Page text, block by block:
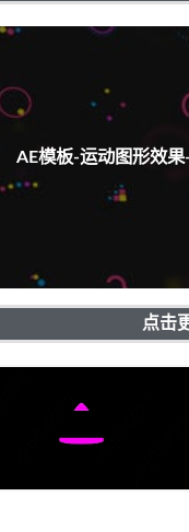
AE模板-运动图形效
点击